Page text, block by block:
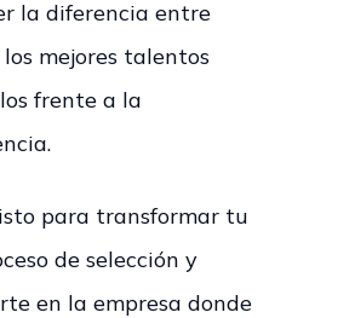
la diferencia entre
mejores talentos
frente a la
para transformar tu
de selección y
en la empresa donde